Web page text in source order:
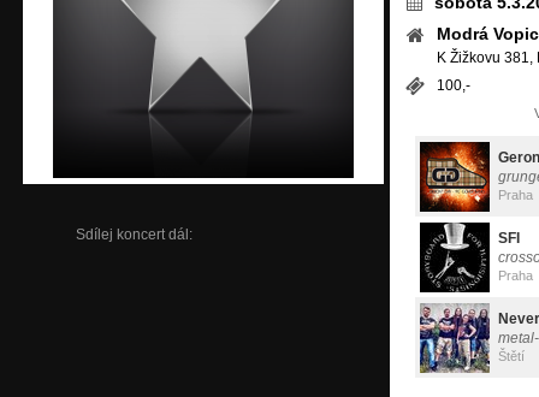
Sdílej koncert dál:
Modrá
K Žižkovu 381,
100,-
Praha
SFI
Praha
Štětí